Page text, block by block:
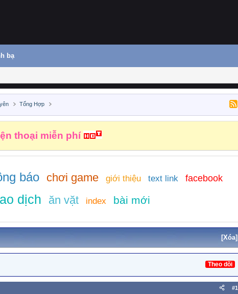
bạ
Tổng Hợp
thoại miễn phí
báo chơi game giới thiệu text link facebook
dịch ăn vặt index bài mới
[Xóa]
Theo dõi
#1